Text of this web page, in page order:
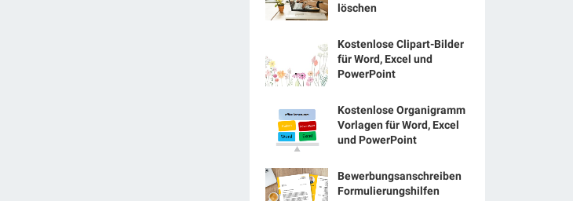
löschen
Kostenlose Clipart-Bilder
für Word, Excel und
PowerPoint
Kostenlose Organigramm
Vorlagen für Word, Excel
und PowerPoint
Bewerbungsanschreiben
Formulierungshilfen